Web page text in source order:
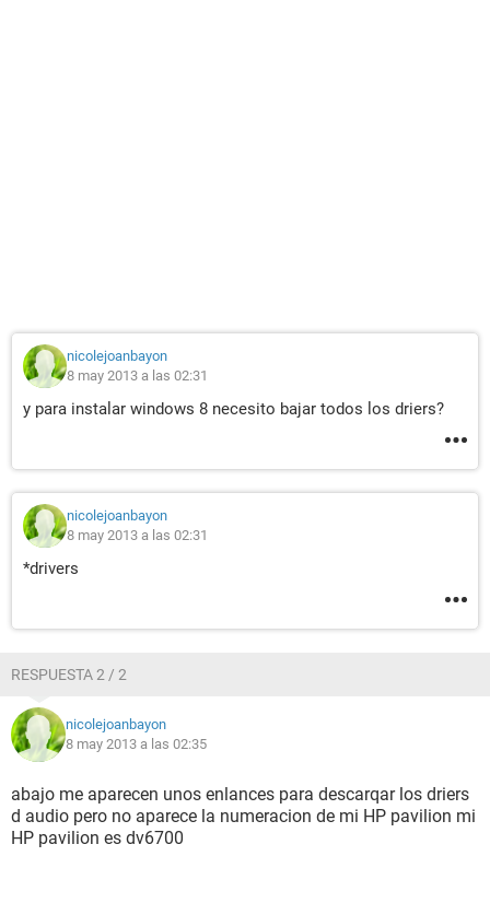
nicolejoanbayon
8 may 2013 a las 02:31
y para instalar windows 8 necesito bajar todos los driers?
nicolejoanbayon
8 may 2013 a las 02:31
*drivers
RESPUESTA 2 / 2
nicolejoanbayon
8 may 2013 a las 02:35
abajo me aparecen unos enlances para descarqar los driers
d audio pero no aparece la numeracion de mi HP pavilion mi
HP pavilion es dv6700